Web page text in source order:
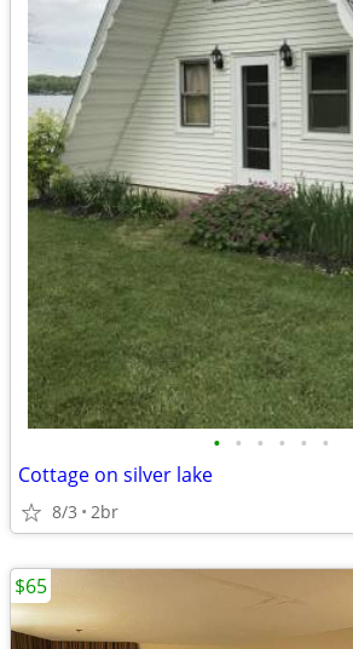
• • • • • •
Cottage on silver lake
8/3 2br
$65